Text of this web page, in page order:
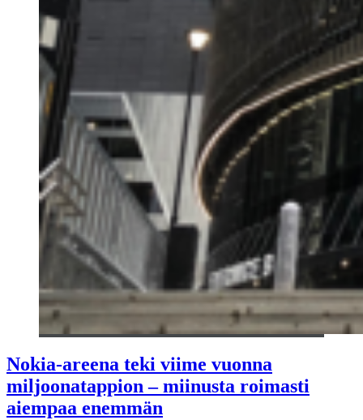
Nokia-areena teki viime vuonna
miljoonatappion – miinusta roimasti
aiempaa enemmän